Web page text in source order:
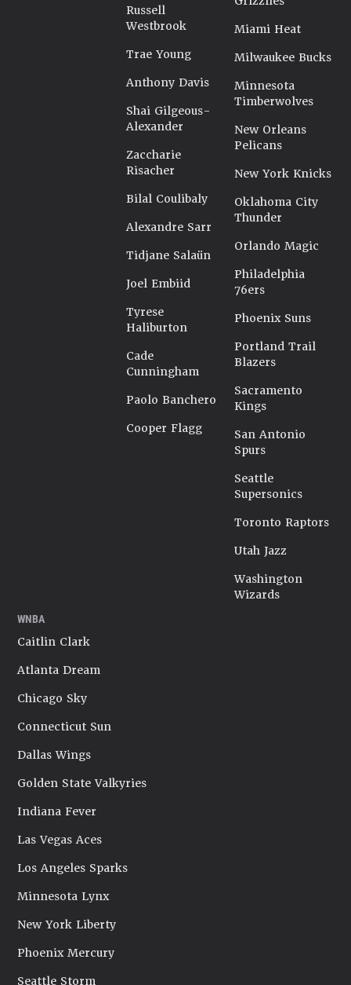
Russell
Westbrook
Trae Young
Anthony Davis
Shai Gilgeous-
Alexander
Zaccharie
Risacher
Bilal Coulibaly
Alexandre Sarr
Tidjane Salaün
Joel Embiid
Tyrese
Haliburton
Cade
Cunningham
Paolo Banchero
Cooper Flagg
Miami Heat
Milwaukee Bucks
Minnesota
Timberwolves
New Orleans
Pelicans
New York Knicks
Oklahoma City
Thunder
Orlando Magic
Philadelphia
76ers
Phoenix Suns
Portland Trail
Blazers
Sacramento
Kings
San Antonio
Spurs
Seattle
Supersonics
Toronto Raptors
Utah Jazz
Washington
Wizards
WNBA
Caitlin Clark
Atlanta Dream
Chicago Sky
Connecticut Sun
Dallas Wings
Golden State Valkyries
Indiana Fever
Las Vegas Aces
Los Angeles Sparks
Minnesota Lynx
New York Liberty
Phoenix Mercury
Seattle Storm